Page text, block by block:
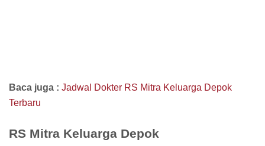
Baca juga : Jadwal Dokter RS Mitra Keluarga Depok
Terbaru
RS Mitra Keluarga Depok